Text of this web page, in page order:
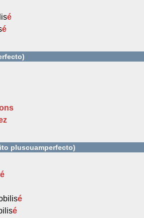
é
é
pluscuamperfecto)
é
é
é